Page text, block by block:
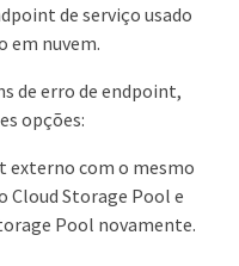
de serviço usado
em nuvem.
de erro de endpoint,
opções:
externo com o mesmo
Cloud Storage Pool e
Pool novamente.